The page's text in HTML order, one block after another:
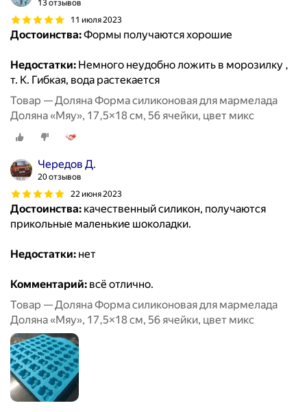
13 отзывов
11 июля 2023
Достоинства:Формы получаются хорошие
Недостатки: Немного неудобно ложить в морозилку ,
т. К. Гибкая, вода растекается
Товар — Доляна Форма силиконовая для мармелада
Доляна «Мяу», 17,5×18 см, 56 ячейки, цвет микс
Чередов Д.
20 отзывов
22 июня 2023
Достоинства: качественный силикон, получаются
прикольные маленькие шоколадки.
Недостатки: нет
Комментарий: всё отлично.
Товар — Доляна Форма силиконовая для мармелада
Доляна «Мяу», 17,5×18 см, 56 ячейки, цвет микс